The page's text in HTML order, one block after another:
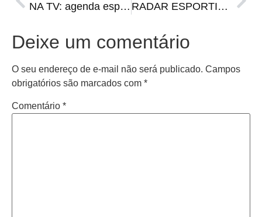
NA TV: agenda esportiva de sexta-feira RADAR ESPORTIVO: Série B, Rodrigo Dourado no México e mais
Deixe um comentário
O seu endereço de e-mail não será publicado. Campos
obrigatórios são marcados com *
Comentário *